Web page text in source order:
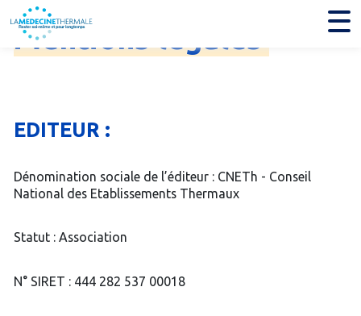
Mentions
EDITEUR :
Dénomination sociale de l’éditeur : CNETh - Conseil
National des Etablissements Thermaux
Statut : Association
N° SIRET : 444 282 537 00018